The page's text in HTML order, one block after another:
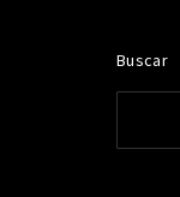
Buscar